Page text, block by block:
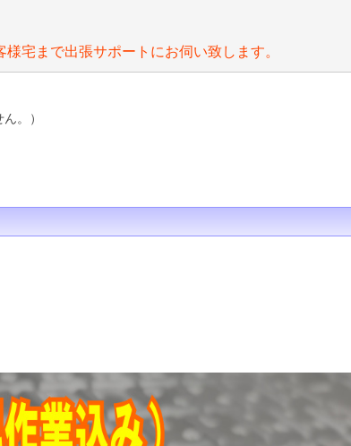
宅まで出張サポートにお伺い致します。
。）